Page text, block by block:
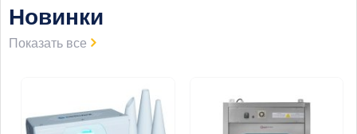
Новинки
Показать все